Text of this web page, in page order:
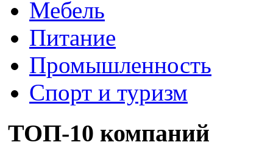
Мебель
Питание
Промышленность
Спорт и туризм
ТОП-10 компаний